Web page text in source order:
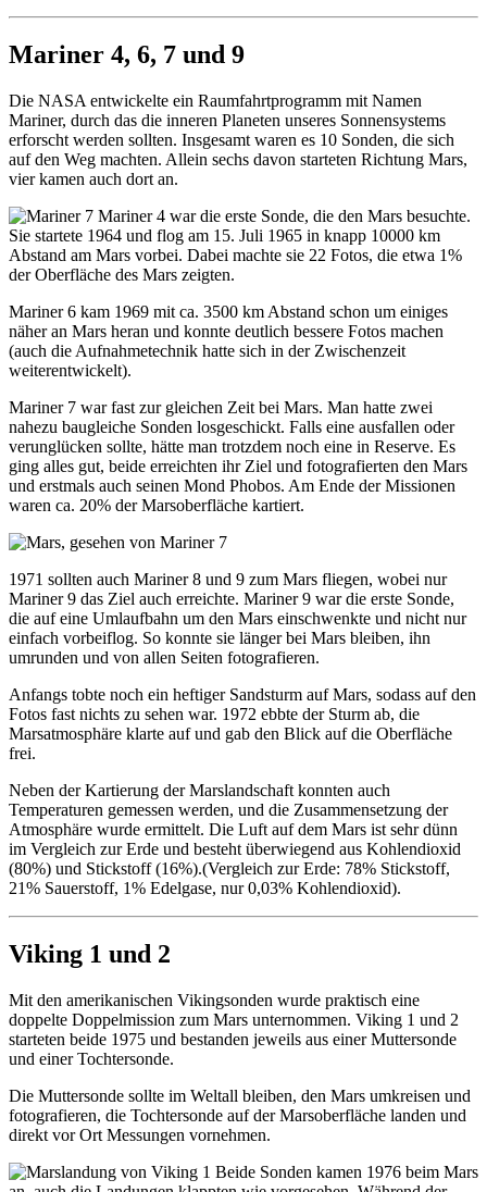
Mariner 4, 6, 7 und 9
Die NASA entwickelte ein Raumfahrtprogramm mit Namen
Mariner, durch das die inneren Planeten unseres Sonnensystems
erforscht werden sollten. Insgesamt waren es 10 Sonden, die sich
auf den Weg machten. Allein sechs davon starteten Richtung Mars,
vier kamen auch dort an.
Mariner 4 war die erste Sonde, die den Mars besuchte.
Sie startete 1964 und flog am 15. Juli 1965 in knapp 10000 km
Abstand am Mars vorbei. Dabei machte sie 22 Fotos, die etwa 1%
der Oberfläche des Mars zeigten.
Mariner 6 kam 1969 mit ca. 3500 km Abstand schon um einiges
näher an Mars heran und konnte deutlich bessere Fotos machen
(auch die Aufnahmetechnik hatte sich in der Zwischenzeit
weiterentwickelt).
Mariner 7 war fast zur gleichen Zeit bei Mars. Man hatte zwei
nahezu baugleiche Sonden losgeschickt. Falls eine ausfallen oder
verunglücken sollte, hätte man trotzdem noch eine in Reserve. Es
ging alles gut, beide erreichten ihr Ziel und fotografierten den Mars
und erstmals auch seinen Mond Phobos. Am Ende der Missionen
waren ca. 20% der Marsoberfläche kartiert.
1971 sollten auch Mariner 8 und 9 zum Mars fliegen, wobei nur
Mariner 9 das Ziel auch erreichte. Mariner 9 war die erste Sonde,
die auf eine Umlaufbahn um den Mars einschwenkte und nicht nur
einfach vorbeiflog. So konnte sie länger bei Mars bleiben, ihn
umrunden und von allen Seiten fotografieren.
Anfangs tobte noch ein heftiger Sandsturm auf Mars, sodass auf den
Fotos fast nichts zu sehen war. 1972 ebbte der Sturm ab, die
Marsatmosphäre klarte auf und gab den Blick auf die Oberfläche
frei.
Neben der Kartierung der Marslandschaft konnten auch
Temperaturen gemessen werden, und die Zusammensetzung der
Atmosphäre wurde ermittelt. Die Luft auf dem Mars ist sehr dünn
im Vergleich zur Erde und besteht überwiegend aus Kohlendioxid
(80%) und Stickstoff (16%).(Vergleich zur Erde: 78% Stickstoff,
21% Sauerstoff, 1% Edelgase, nur 0,03% Kohlendioxid).
Viking 1 und 2
Mit den amerikanischen Vikingsonden wurde praktisch eine
doppelte Doppelmission zum Mars unternommen. Viking 1 und 2
starteten beide 1975 und bestanden jeweils aus einer Muttersonde
und einer Tochtersonde.
Die Muttersonde sollte im Weltall bleiben, den Mars umkreisen und
fotografieren, die Tochtersonde auf der Marsoberfläche landen und
direkt vor Ort Messungen vornehmen.
Beide Sonden kamen 1976 beim Mars